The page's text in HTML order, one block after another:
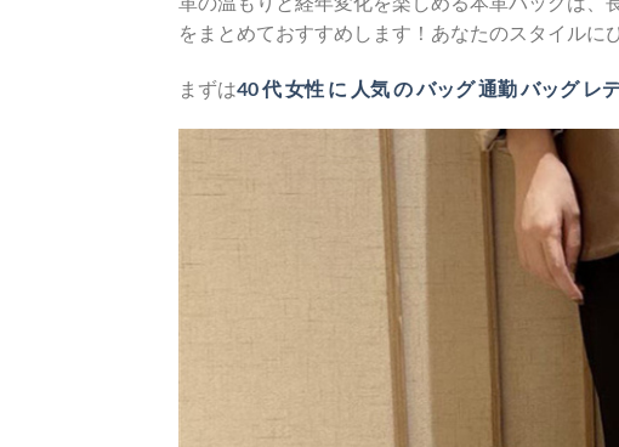
をまとめておすすめします！あなたのスタイルに
まずは40 代 女性 に 人気 の バッグ 通勤 バッグ レ